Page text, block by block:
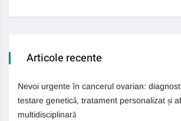
Articole recente
Nevoi urgente în cancerul ovarian:
testare genetică, tratament personalizat și
multidisciplinară